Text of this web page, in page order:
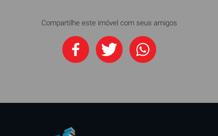
Compartilhe este imóvel com seus amigos